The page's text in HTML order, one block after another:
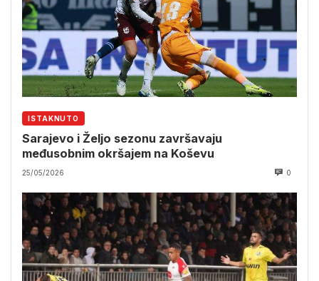
ISTAKNUTO
Sarajevo i Željo sezonu završavaju
međusobnim okršajem na Koševu
25/05/2026 0